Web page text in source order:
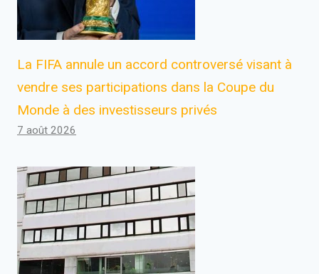
La FIFA annule un accord controversé visant à
vendre ses participations dans la Coupe du
Monde à des investisseurs privés
7 août 2026